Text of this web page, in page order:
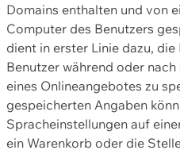
Domains enthalten und von
Computer des Benutzers
dient in erster Linie dazu,
Benutzer während oder
eines Onlineangebotes zu
gespeicherten Angaben
Spracheinstellungen auf
ein Warenkorb oder die